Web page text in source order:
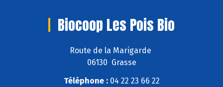
Biocoop Les Pois Bio
Route de la Marigarde
06130 Grasse
Téléphone :04 22 23 66 22